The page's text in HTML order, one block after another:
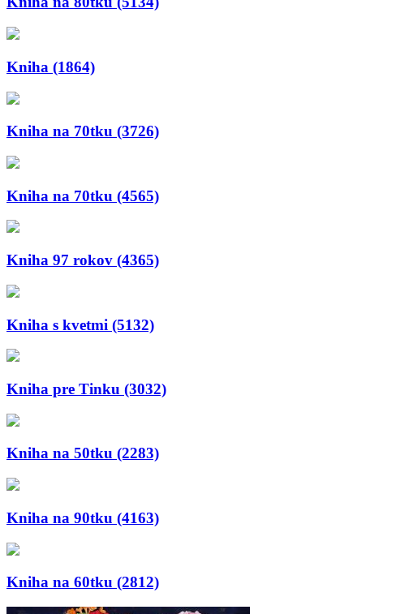
Kniha (1864)
Kniha na 70tku (3726)
Kniha na 70tku (4565)
Kniha 97 rokov (4365)
Kniha s kvetmi (5132)
Kniha pre Tinku (3032)
Kniha na 50tku (2283)
Kniha na 90tku (4163)
Kniha na 60tku (2812)